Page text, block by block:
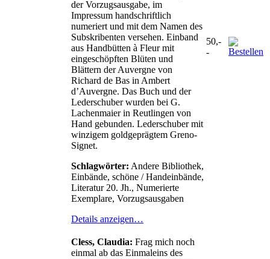
der Vorzugsausgabe, im
Impressum handschriftlich
numeriert und mit dem Namen des
Subskribenten versehen. Einband
aus Handbütten à Fleur mit
eingeschöpften Blüten und
Blättern der Auvergne von
Richard de Bas in Ambert
d’Auvergne. Das Buch und der
Lederschuber wurden bei G.
Lachenmaier in Reutlingen von
Hand gebunden. Lederschuber mit
winzigem goldgeprägtem Greno-
Signet.
Schlagwörter: Andere Bibliothek,
Einbände, schöne / Handeinbände,
Literatur 20. Jh., Numerierte
Exemplare, Vorzugsausgaben
Details anzeigen…
50,-
-
Cless, Claudia: Frag mich noch
einmal ab das Einmaleins des